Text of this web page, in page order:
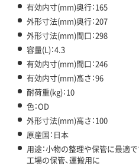
有効内寸(mm)奥行：165
外形寸法(mm)奥行：207
外形寸法(mm)間口：298
容量(L)：4.3
有効内寸(mm)間口：246
有効内寸(mm)高さ：96
耐荷重(kg)：10
色：OD
外形寸法(mm)高さ：100
原産国：日本
用途：小物の整理や保管に最適で
工場の保管、運搬用に